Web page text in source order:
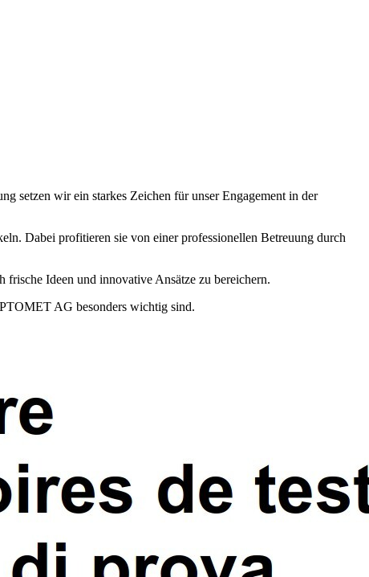
setzen wir ein starkes Zeichen für unser Engagement in der
Dabei profitieren sie von einer professionellen Betreuung durch
Ideen und innovative Ansätze zu bereichern.
AG besonders wichtig sind.